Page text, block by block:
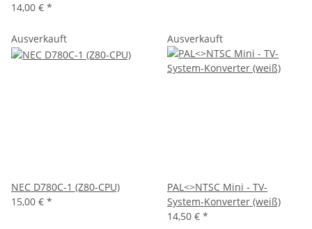
14,00 € *
Ausverkauft
NEC D780C-1 (Z80-CPU)
15,00 € *
Ausverkauft
PAL<>NTSC Mini - TV-
System-Konverter (weiß)
14,50 € *